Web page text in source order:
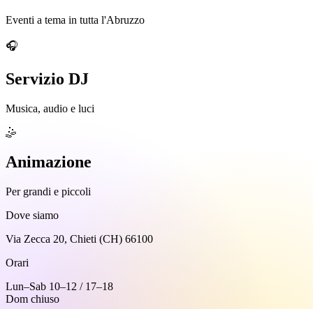
Eventi a tema in tutta l'Abruzzo
🎧
Servizio DJ
Musica, audio e luci
🤹
Animazione
Per grandi e piccoli
Dove siamo
Via Zecca 20, Chieti (CH) 66100
Orari
Lun–Sab 10–12 / 17–18
Dom chiuso